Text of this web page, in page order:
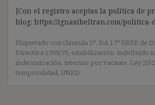
[Con el registro aceptas la política de
blog: https://ignasibeltran.com/
Etiquetado con cláusula 5ª, DA 17ª EBEP, de
Directiva 1999/70, estabilización, indefinido
indemnización, interino por vacante, Ley 20/
temporalidad, UNED